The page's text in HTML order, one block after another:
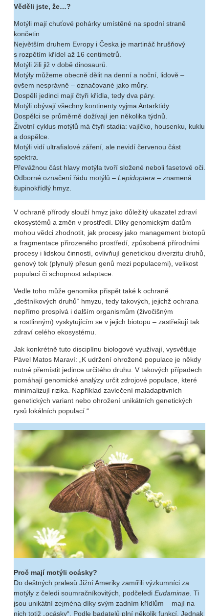
Věděli jste, že…?
Motýli mají chuťové pohárky umístěné na spodní straně
končetin.
Největším druhem Evropy i Česka je martináč hrušňový
s rozpětím křídel až 16 centimetrů.
Motýli žili již v době dinosaurů.
Motýly můžeme obecně dělit na denní a noční, lidově –
ovšem nesprávně – označované jako můry.
Dospělí jedinci mají čtyři křídla, tedy dva páry.
Motýli obývají všechny kontinenty vyjma Antarktidy.
Dospělci se průměrně dožívají jen několika týdnů.
Životní cyklus motýlů má čtyři stadia: vajíčko, housenku, kuklu
a dospělce.
Motýli vidí ultrafialové záření, ale nevidí červenou část
spektra.
Převážnou část hlavy motýla tvoří složené neboli fasetové oči.
Odborné označení řádu motýlů – Lepidoptera – znamená
šupinokřídlý hmyz.
V ochraně přírody slouží hmyz jako důležitý ukazatel zdraví
ekosystémů a změn v prostředí. Díky genomickým datům
mohou vědci zhodnotit, jak procesy jako management biotopů
a fragmentace přirozeného prostředí, způsobená přírodními
procesy i lidskou činností, ovlivňují genetickou diverzitu druhů,
genový tok (plynulý přesun genů mezi populacemi), velikost
populací či schopnost adaptace.
Vedle toho může genomika přispět také k ochraně
„deštníkových druhů“ hmyzu, tedy takových, jejichž ochrana
nepřímo prospívá i dalším organismům (živočišným
a rostlinným) vyskytujícím se v jejich biotopu – zastřešují tak
zdraví celého ekosystému.
Jak konkrétně tuto disciplínu biologové využívají, vysvětluje
Pável Matos Maraví: „K udržení ohrožené populace je někdy
nutné přemístit jedince určitého druhu. V takových případech
pomáhají genomické analýzy určit zdrojové populace, které
minimalizují rizika. Například zavlečení maladaptivních
genetických variant nebo ohrožení unikátních genetických
rysů lokálních populací.“
Proč mají motýli ocásky?
Do deštných pralesů Jižní Ameriky zamířili výzkumníci za
motýly z čeledi soumračníkovitých, podčeledi Eudaminae . Ti
jsou unikátní zejména díky svým zadním křídlům – mají na
nich totiž „ocásky“. Podle badatelů plní několik funkcí. Jednak